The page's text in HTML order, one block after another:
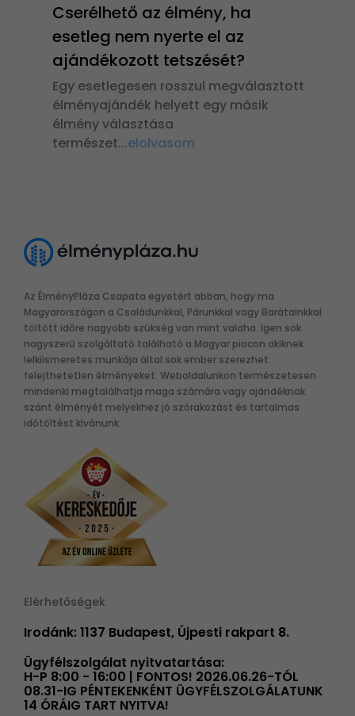
Cserélhető az élmény, ha
esetleg nem nyerte el az
ajándékozott tetszését?
Egy esetlegesen rosszul megválasztott
élményajándék helyett egy másik
élmény választása
természet...elolvasom
Az ÉlményPláza Csapata egyetért abban, hogy ma
Magyarországon a Családunkkal, Párunkkal vagy Barátainkkal
töltött időre nagyobb szükség van mint valaha. Igen sok
nagyszerű szolgáltató található a Magyar piacon akiknek
lelkiismeretes munkája által sok ember szerezhet
felejthetetlen élményeket. Weboldalunkon természetesen
mindenki megtalálhatja maga számára vagy ajándéknak
szánt élményét melyekhez jó szórakozást és tartalmas
időtöltést kívánunk.
Elérhetőségek
Irodánk: 1137 Budapest, Újpesti rakpart 8.
Ügyfélszolgálat nyitvatartása:
H-P 8:00 - 16:00 | FONTOS! 2026.06.26-TÓL
08.31-IG PÉNTEKENKÉNT ÜGYFÉLSZOLGÁLATUNK
14 ÓRÁIG TART NYITVA!